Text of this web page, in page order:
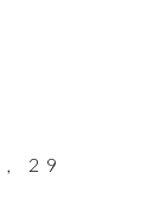
, 29